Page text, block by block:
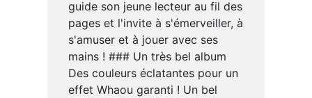
guide son jeune lecteur au fil des
pages et l'invite à s'émerveiller, à
s'amuser et à jouer avec ses
mains ! ### Un très bel album
Des couleurs éclatantes pour un
effet Whaou garanti ! Un bel